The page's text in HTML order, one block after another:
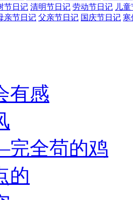
节日记 清明节日记 劳动节日记 儿
亲节日记 父亲节日记 国庆节日记 寒
有感
全苟的鸡
的